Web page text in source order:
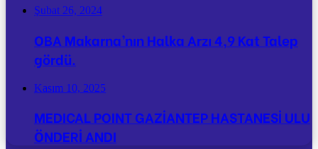
Şubat 26, 2024
OBA Makarna’nın Halka Arzı 4,9 Kat Talep
gördü.
Kasım 10, 2025
MEDICAL POINT GAZİANTEP HASTANESİ ULU
ÖNDERİ ANDI